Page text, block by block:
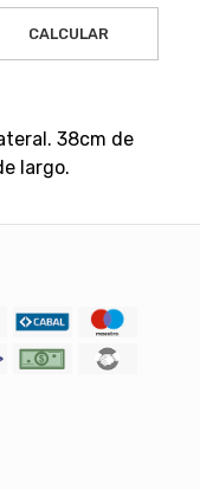
CALCULAR
38cm de
largo.